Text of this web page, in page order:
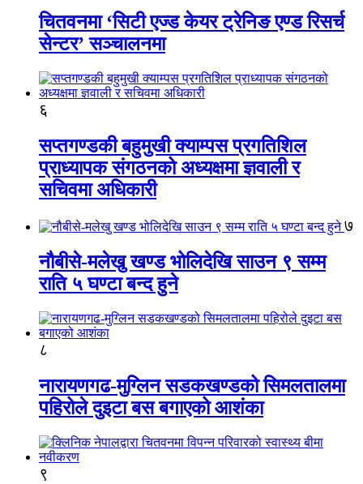
चितवनमा ‘सिटी एज्ड केयर ट्रेनिङ एण्ड रिसर्च
सेन्टर’ सञ्चालनमा
६
सप्तगण्डकी बहुमुखी क्याम्पस प्रगतिशिल
प्राध्यापक संगठनको अध्यक्षमा ज्ञवाली र
सचिवमा अधिकारी
७
नौबीसे-मलेखु खण्ड भोलिदेखि साउन ९ सम्म
राति ५ घण्टा बन्द हुने
८
नारायणगढ-मुग्लिन सडकखण्डको सिमलतालमा
पहिरोले दुइटा बस बगाएको आशंका
९